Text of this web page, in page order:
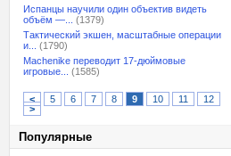
Испанцы научили один объектив видеть
объём —...
(1379)
Тактический экшен, масштабные операции
и...
(1790)
Machenike переводит 17-дюймовые
игровые...
(1585)
< 5 6 7 8 9 10 11
12
>
Популярные